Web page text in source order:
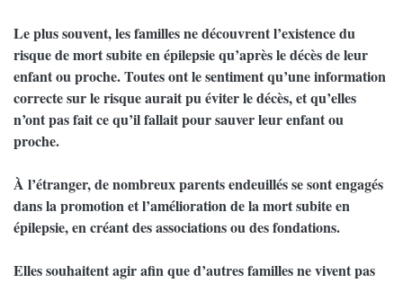
Le plus souvent, les familles ne découvrent l’existence du
risque de mort subite en épilepsie qu’après le décès de leur
enfant ou proche. Toutes ont le sentiment qu’une information
correcte sur le risque aurait pu éviter le décès, et qu’elles
n’ont pas fait ce qu’il fallait pour sauver leur enfant ou
proche.
À l’étranger, de nombreux parents endeuillés se sont engagés
dans la promotion et l’amélioration de la mort subite en
épilepsie, en créant des associations ou des fondations.
Elles souhaitent agir afin que d’autres familles ne vivent pas